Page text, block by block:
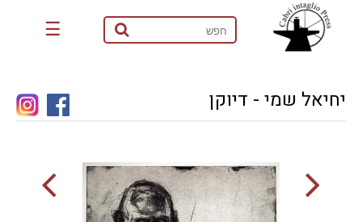
☰
יחיאל שמי - דיוקן